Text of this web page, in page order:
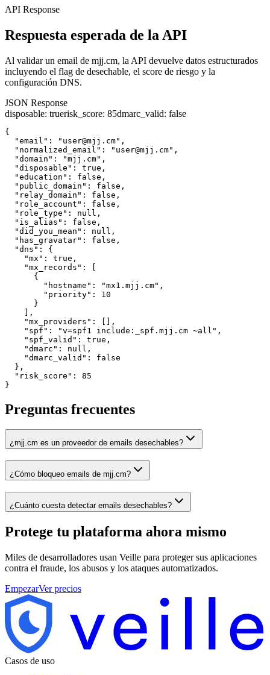
API Response
Respuesta esperada de la API
Al validar un email de mjj.cm, la API devuelve datos estructurados
incluyendo el flag de desechable, el score de riesgo y la
configuración DNS.
JSON Response
disposable: truerisk_score: 85dmarc_valid: false
{
  "email": "user@mjj.cm",
  "normalized_email": "user@mjj.cm",
  "domain": "mjj.cm",
  "disposable": true,
  "education": false,
  "public_domain": false,
  "relay_domain": false,
  "role_account": false,
  "role_type": null,
  "is_alias": false,
  "did_you_mean": null,
  "has_gravatar": false,
  "dns": {
    "mx": true,
    "mx_records": [
      {
        "hostname": "mx1.mjj.cm",
        "priority": 10
      }
    ],
    "mx_providers": [],
    "spf": "v=spf1 include:_spf.mjj.cm ~all",
    "spf_valid": true,
    "dmarc": null,
    "dmarc_valid": false
  },
  "risk_score": 85
}
Preguntas frecuentes
¿mjj.cm es un proveedor de emails desechables?
¿Cómo bloqueo emails de mjj.cm?
¿Cuánto cuesta detectar emails desechables?
Protege tu plataforma ahora mismo
Miles de desarrolladores usan Veille para proteger sus aplicaciones
contra el fraude, los abusos y los ataques automatizados.
EmpezarVer precios
Casos de uso